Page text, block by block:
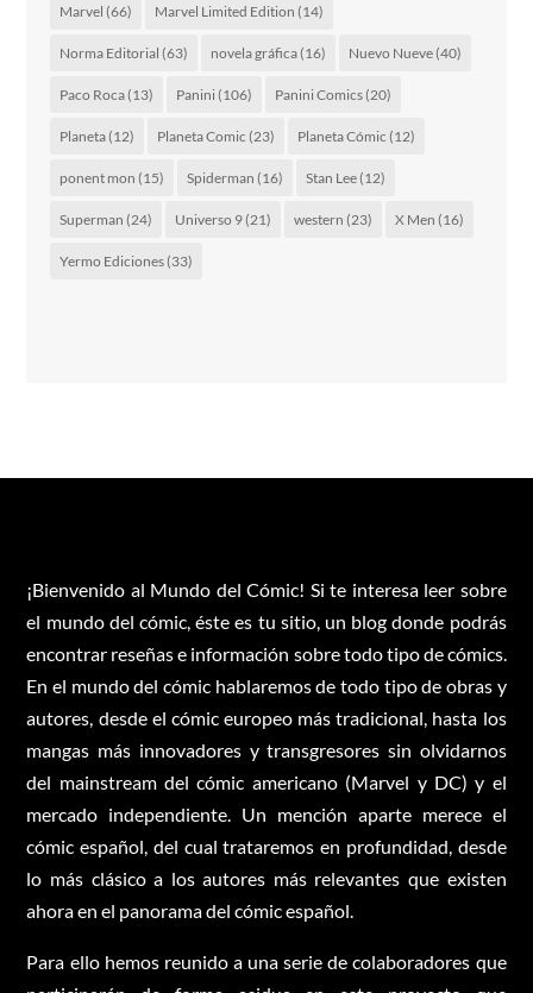
Marvel (66) Marvel Limited Edition (14)
Norma Editorial (63) novela gráfica(16) Nuevo Nueve(40)
Paco Roca(13) Panini(106) Panini Comics(20)
Planeta(12) Planeta Comic (23) Planeta Cómic (12)
ponent mon (15) Spiderman (16) Stan Lee(12)
Superman (24) Universo 9(21) western (23) X Men (16)
Yermo Ediciones(33)
¡Bienvenido al Mundo del Cómic! Si te interesa leer sobre
el mundo del cómic, éste es tu sitio, un blog donde podrás
encontrar reseñas e información sobre todo tipo de cómics.
En el mundo del cómic hablaremos de todo tipo de obras y
autores, desde el cómic europeo más tradicional, hasta los
mangas más innovadores y transgresores sin olvidarnos
del mainstream del cómic americano (Marvel y DC) y el
mercado independiente. Un mención aparte merece el
cómic español, del cual trataremos en profundidad, desde
lo más clásico a los autores más relevantes que existen
ahora en el panorama del cómic español.
Para ello hemos reunido a una serie de colaboradores que